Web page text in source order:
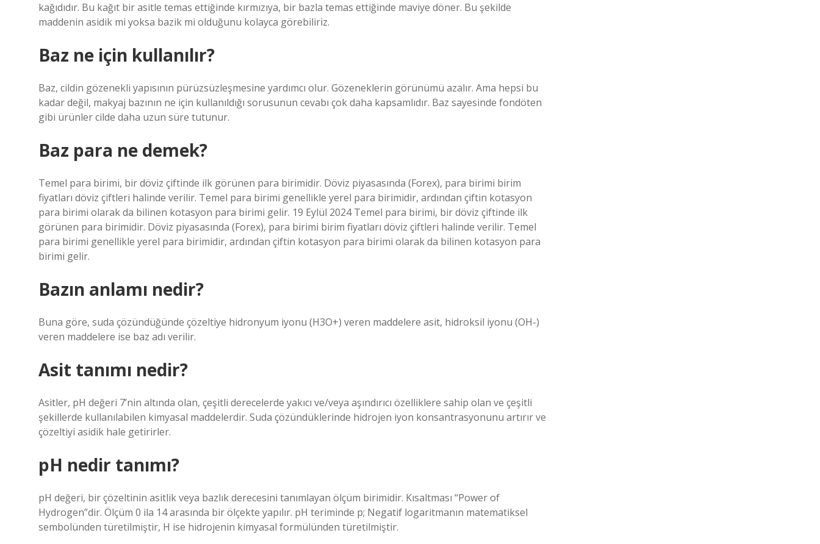
kağıdıdır. Bu kağıt bir asitle temas ettiğinde kırmızıya, bir bazla temas ettiğinde maviye döner. Bu şekilde
maddenin asidik mi yoksa bazik mi olduğunu kolayca görebiliriz.
Baz ne için kullanılır?
Baz, cildin gözenekli yapısının pürüzsüzleşmesine yardımcı olur. Gözeneklerin görünümü azalır. Ama hepsi bu
kadar değil, makyaj bazının ne için kullanıldığı sorusunun cevabı çok daha kapsamlıdır. Baz sayesinde fondöten
gibi ürünler cilde daha uzun süre tutunur.
Baz para ne demek?
Temel para birimi, bir döviz çiftinde ilk görünen para birimidir. Döviz piyasasında (Forex), para birimi birim
fiyatları döviz çiftleri halinde verilir. Temel para birimi genellikle yerel para birimidir, ardından çiftin kotasyon
para birimi olarak da bilinen kotasyon para birimi gelir. 19 Eylül 2024 Temel para birimi, bir döviz çiftinde ilk
görünen para birimidir. Döviz piyasasında (Forex), para birimi birim fiyatları döviz çiftleri halinde verilir. Temel
para birimi genellikle yerel para birimidir, ardından çiftin kotasyon para birimi olarak da bilinen kotasyon para
birimi gelir.
Bazın anlamı nedir?
Buna göre, suda çözündüğünde çözeltiye hidronyum iyonu (H3O+) veren maddelere asit, hidroksil iyonu (OH-)
veren maddelere ise baz adı verilir.
Asit tanımı nedir?
Asitler, pH değeri 7’nin altında olan, çeşitli derecelerde yakıcı ve/veya aşındırıcı özelliklere sahip olan ve çeşitli
şekillerde kullanılabilen kimyasal maddelerdir. Suda çözündüklerinde hidrojen iyon konsantrasyonunu artırır ve
çözeltiyi asidik hale getirirler.
pH nedir tanımı?
pH değeri, bir çözeltinin asitlik veya bazlık derecesini tanımlayan ölçüm birimidir. Kısaltması “Power of
Hydrogen”dir. Ölçüm 0 ila 14 arasında bir ölçekte yapılır. pH teriminde p; Negatif logaritmanın matematiksel
sembolünden türetilmiştir, H ise hidrojenin kimyasal formülünden türetilmiştir.